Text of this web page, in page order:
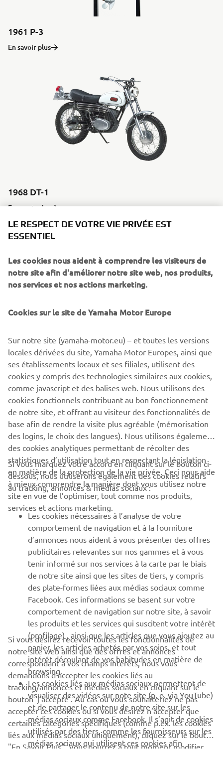
1961 P-3
En savoir plus
1968 DT-1
En savoir plus
1970'S
©Yamaha Motor Europe N.V. / Yamaha Motor Co., Ltd.
never be used for commercial or non-commercial
purposes without the explicit written consent of Yamaha
Motor Europe N.V. and/or Yamaha Motor Co., Ltd.
Always ride in a safe manner and obey all local road laws.
CORPORATE
BUSINESS
PLUS YAMAHA
SUPPORT
NEWSLETTER
Découvrez en exclusivité les dernières offres, les événements
spéciaux, les nouveautés et bien plus encore
S'ABONNER
Lisez notre politique de confidentialité pour savoir comment
nous traitons vos données personnelles :Politique de
Confidentialité
Belgium (French)
LE RESPECT DE VOTRE VIE PRIVÉE EST
ESSENTIEL
Les cookies nous aident à comprendre les visiteurs de
notre site afin d'améliorer notre site web, nos produits,
nos services et nos actions marketing.
Cookies sur le site de Yamaha Motor Europe
Sur notre site (yamaha-motor.eu) – et toutes les versions
locales dérivées du site, Yamaha Motor Europes, ainsi que
ses établissements locaux et ses filiales, utilisent des
cookies y compris des technologies similaires aux cookies,
comme javascript et des balises web. Nous utilisons des
cookies fonctionnels contribuant au bon fonctionnement
de notre site, et offrant au visiteur des fonctionnalités de
base afin de rendre la visite plus agréable (mémorisation
des logins, le choix des langues). Nous utilisons également
des cookies analytiques permettant de récolter des
statistiques d’utilisation tout en respectant la législation
en matière de la protection de la vie privée. Ceci nous aide
à mieux comprendre la manière dont vous utilisez notre
site en vue de l’optimiser, tout comme nos produits,
services et actions marketing.
Si vous marquez votre accord en cliquant sur le bouton ci-
dessous, nous utiliserons également des cookies relatifs
au tracking, annonces & médias sociaux :
Les cookies nécessaires à l’analyse de votre
comportement de navigation et à la fourniture
d’annonces nous aident à vous présenter des offres
publicitaires relevantes sur nos gammes et à vous
tenir informé sur nos services à la carte par le biais
de notre site ainsi que les sites de tiers, y compris
des plate-formes liées aux médias sociaux comme
Facebook. Ces informations se basent sur votre
comportement de navigation sur notre site, à savoir
les produits et les services qui suscitent votre intérêt
(profilage) , ainsi que les articles que vous ajoutez au
panier, les articles achetés par vos soins, et tout
intérêt découlant de vos habitudes en matière de
browsing.
Les cookies liés aux médias sociaux permettent de
visualiser des vidéos sur note site (p. e. via YouTube)
et de partager le contenu de notre site sur les
médias sociaux comme Facebook. Il s’agit de cookies
utilisés par des tiers, comme les fournisseurs sur les
médias sociaux qui utilisent ces cookies afin
Si vous désirez recevoir toutes les fonctionnalités de
notre site web ainsi que des offres et annonces
correspondant à vos champs intérêts, nous vous
demandons d’accepter les cookies liés au
tracking/annonces et médias sociaux en cliquant sur le
bouton ‘j’accepte’. Au cas où vous souhaiteriez ne pas
accepter ces cookies ou si vous désirez n’accepter que
certaines catégories spécifiques (comme p.ex. les cookies
liés aux médias sociaux uniquement), cliquez sur le bouton
"En Savoir Plus". Vous pourrez à tout moment modifier